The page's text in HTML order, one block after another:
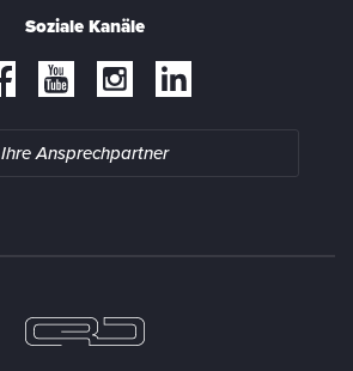
Soziale Kanäle
Ihre Ansprechpartner